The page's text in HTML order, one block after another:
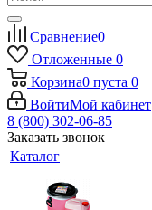
Сравнение0
Отложенные 0
Корзина0 пуста 0
ВойтиМой кабинет
8 (800) 302-06-85
Заказать звонок
Каталог